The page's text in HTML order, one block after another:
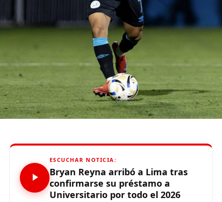
partido como local, tener una ventaja y hacer el primer
tiempo qu
hizo”,enfatizó el técnico.
De otro lado, se reportó que supuestos hinchas de
Sporting Cristal realizaron pintas y ciertos daños en los
alrededores del Estadio Alejandro Villanueva – Matute,
durante el partido ante Carabobo por Copa Libertadores
2026. Con este panorama, se abre la posibilidad de que
Alianza Lima no preste nuevamente el recinto deportivo
a los celestes, por lo que se abre una nueva posibilidad
ESCUCHAR NOTICIA:
Bryan Reyna arribó a Lima tras
confirmarse su préstamo a
Universitario por todo el 2026